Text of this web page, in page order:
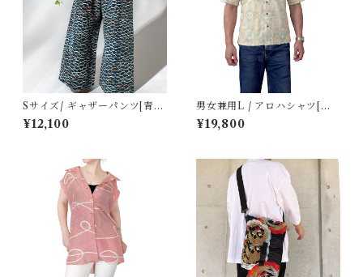
Sサイズ/ ギャザーパンツ[青地
にカラフル芝草市松模様]
¥12,100
男女兼用L / アロハシャツ[塩
沢御召 緑色花菱]
¥19,800